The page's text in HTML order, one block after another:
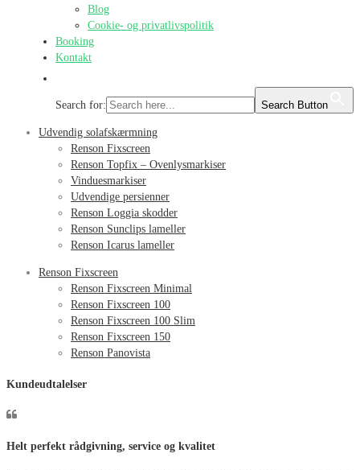
Blog
Cookie- og privatlivspolitik
Booking
Kontakt
Search for: Search Button
Udvendig solafskærmning
Renson Fixscreen
Renson Topfix – Ovenlysmarkiser
Vinduesmarkiser
Udvendige persienner
Renson Loggia skodder
Renson Sunclips lameller
Renson Icarus lameller
Renson Fixscreen
Renson Fixscreen Minimal
Renson Fixscreen 100
Renson Fixscreen 100 Slim
Renson Fixscreen 150
Renson Panovista
Kundeudtalelser
Helt perfekt rådgivning, service og kvalitet